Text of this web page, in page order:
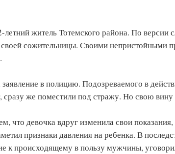
житель Тотемского района. По версии
сожительницы. Своими непристойными
в полицию. Подозреваемого в
же поместили под стражу. Но свою вину
что девочка вдруг изменила свои показания,
признаки давления на ребенка. В
к происходящему в пользу мужчины,